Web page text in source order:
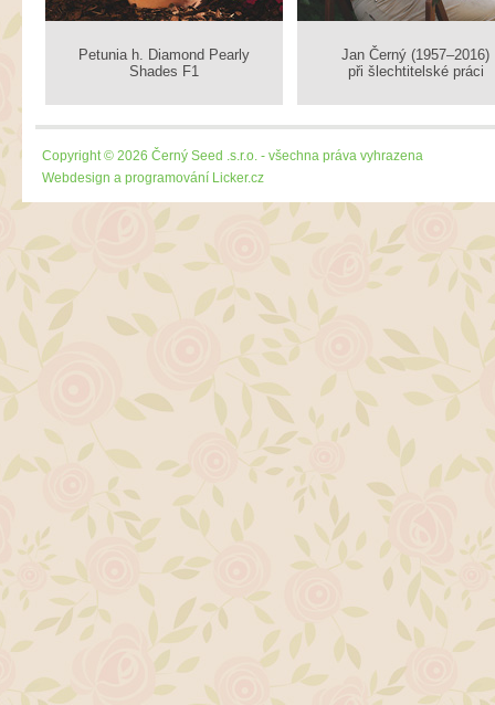
Petunia h. Diamond Pearly
Shades F1
Jan Černý (1957–2016)
při šlechtitelské práci
Copyright © 2026 Černý Seed .s.r.o. - všechna práva vyhrazena
Webdesign a programování Licker.cz